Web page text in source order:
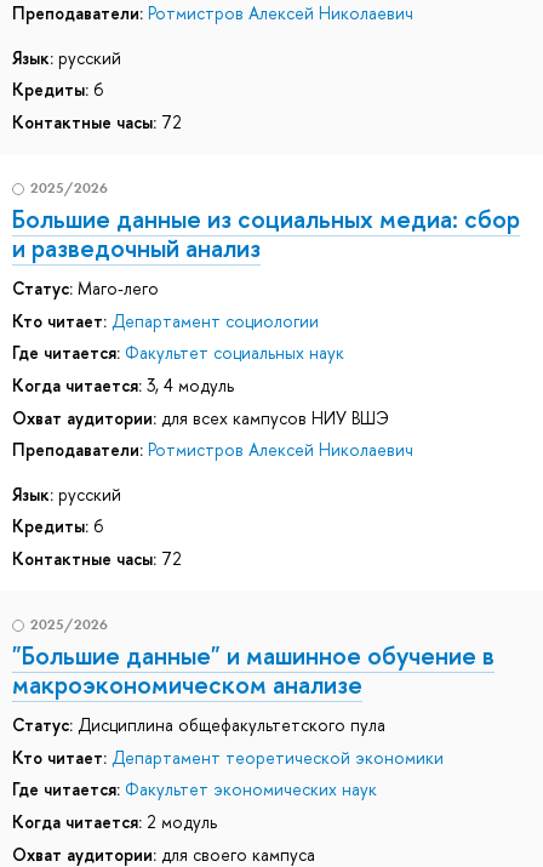
Преподаватели: Ротмистров Алексей Николаевич
Язык: русский
Кредиты: 6
Контактные часы: 72
2025/2026
Большие данные из социальных медиа: сбор
и разведочный анализ
Статус: Маго-лего
Кто читает: Департамент социологии
Где читается: Факультет социальных наук
Когда читается: 3, 4 модуль
Охват аудитории: для всех кампусов НИУ ВШЭ
Преподаватели: Ротмистров Алексей Николаевич
Язык: русский
Кредиты: 6
Контактные часы: 72
2025/2026
"Большие данные" и машинное обучение в
макроэкономическом анализе
Статус: Дисциплина общефакультетского пула
Кто читает: Департамент теоретической экономики
Где читается: Факультет экономических наук
Когда читается: 2 модуль
Охват аудитории: для своего кампуса